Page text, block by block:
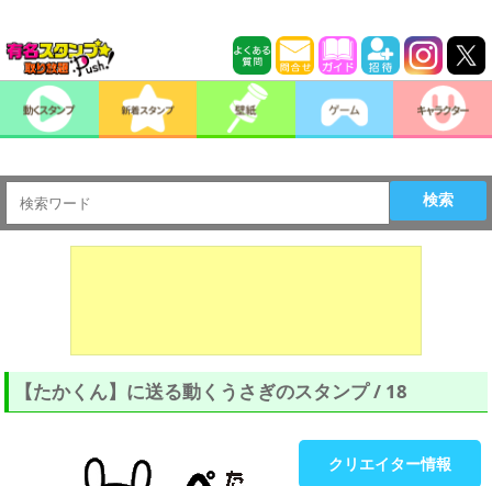
検索
【たかくん】に送る動くうさぎのスタンプ / 18
クリエイター情報